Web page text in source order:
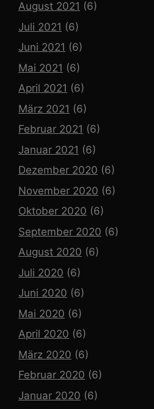
August 2021 (6)
Juli 2021 (6)
Juni 2021 (6)
Mai 2021 (6)
April 2021 (6)
März 2021 (6)
Februar 2021 (6)
Januar 2021 (6)
Dezember 2020 (6)
November 2020 (6)
Oktober 2020 (6)
September 2020 (6)
August 2020 (6)
Juli 2020 (6)
Juni 2020 (6)
Mai 2020 (6)
April 2020 (6)
März 2020 (6)
Februar 2020 (6)
Januar 2020 (6)